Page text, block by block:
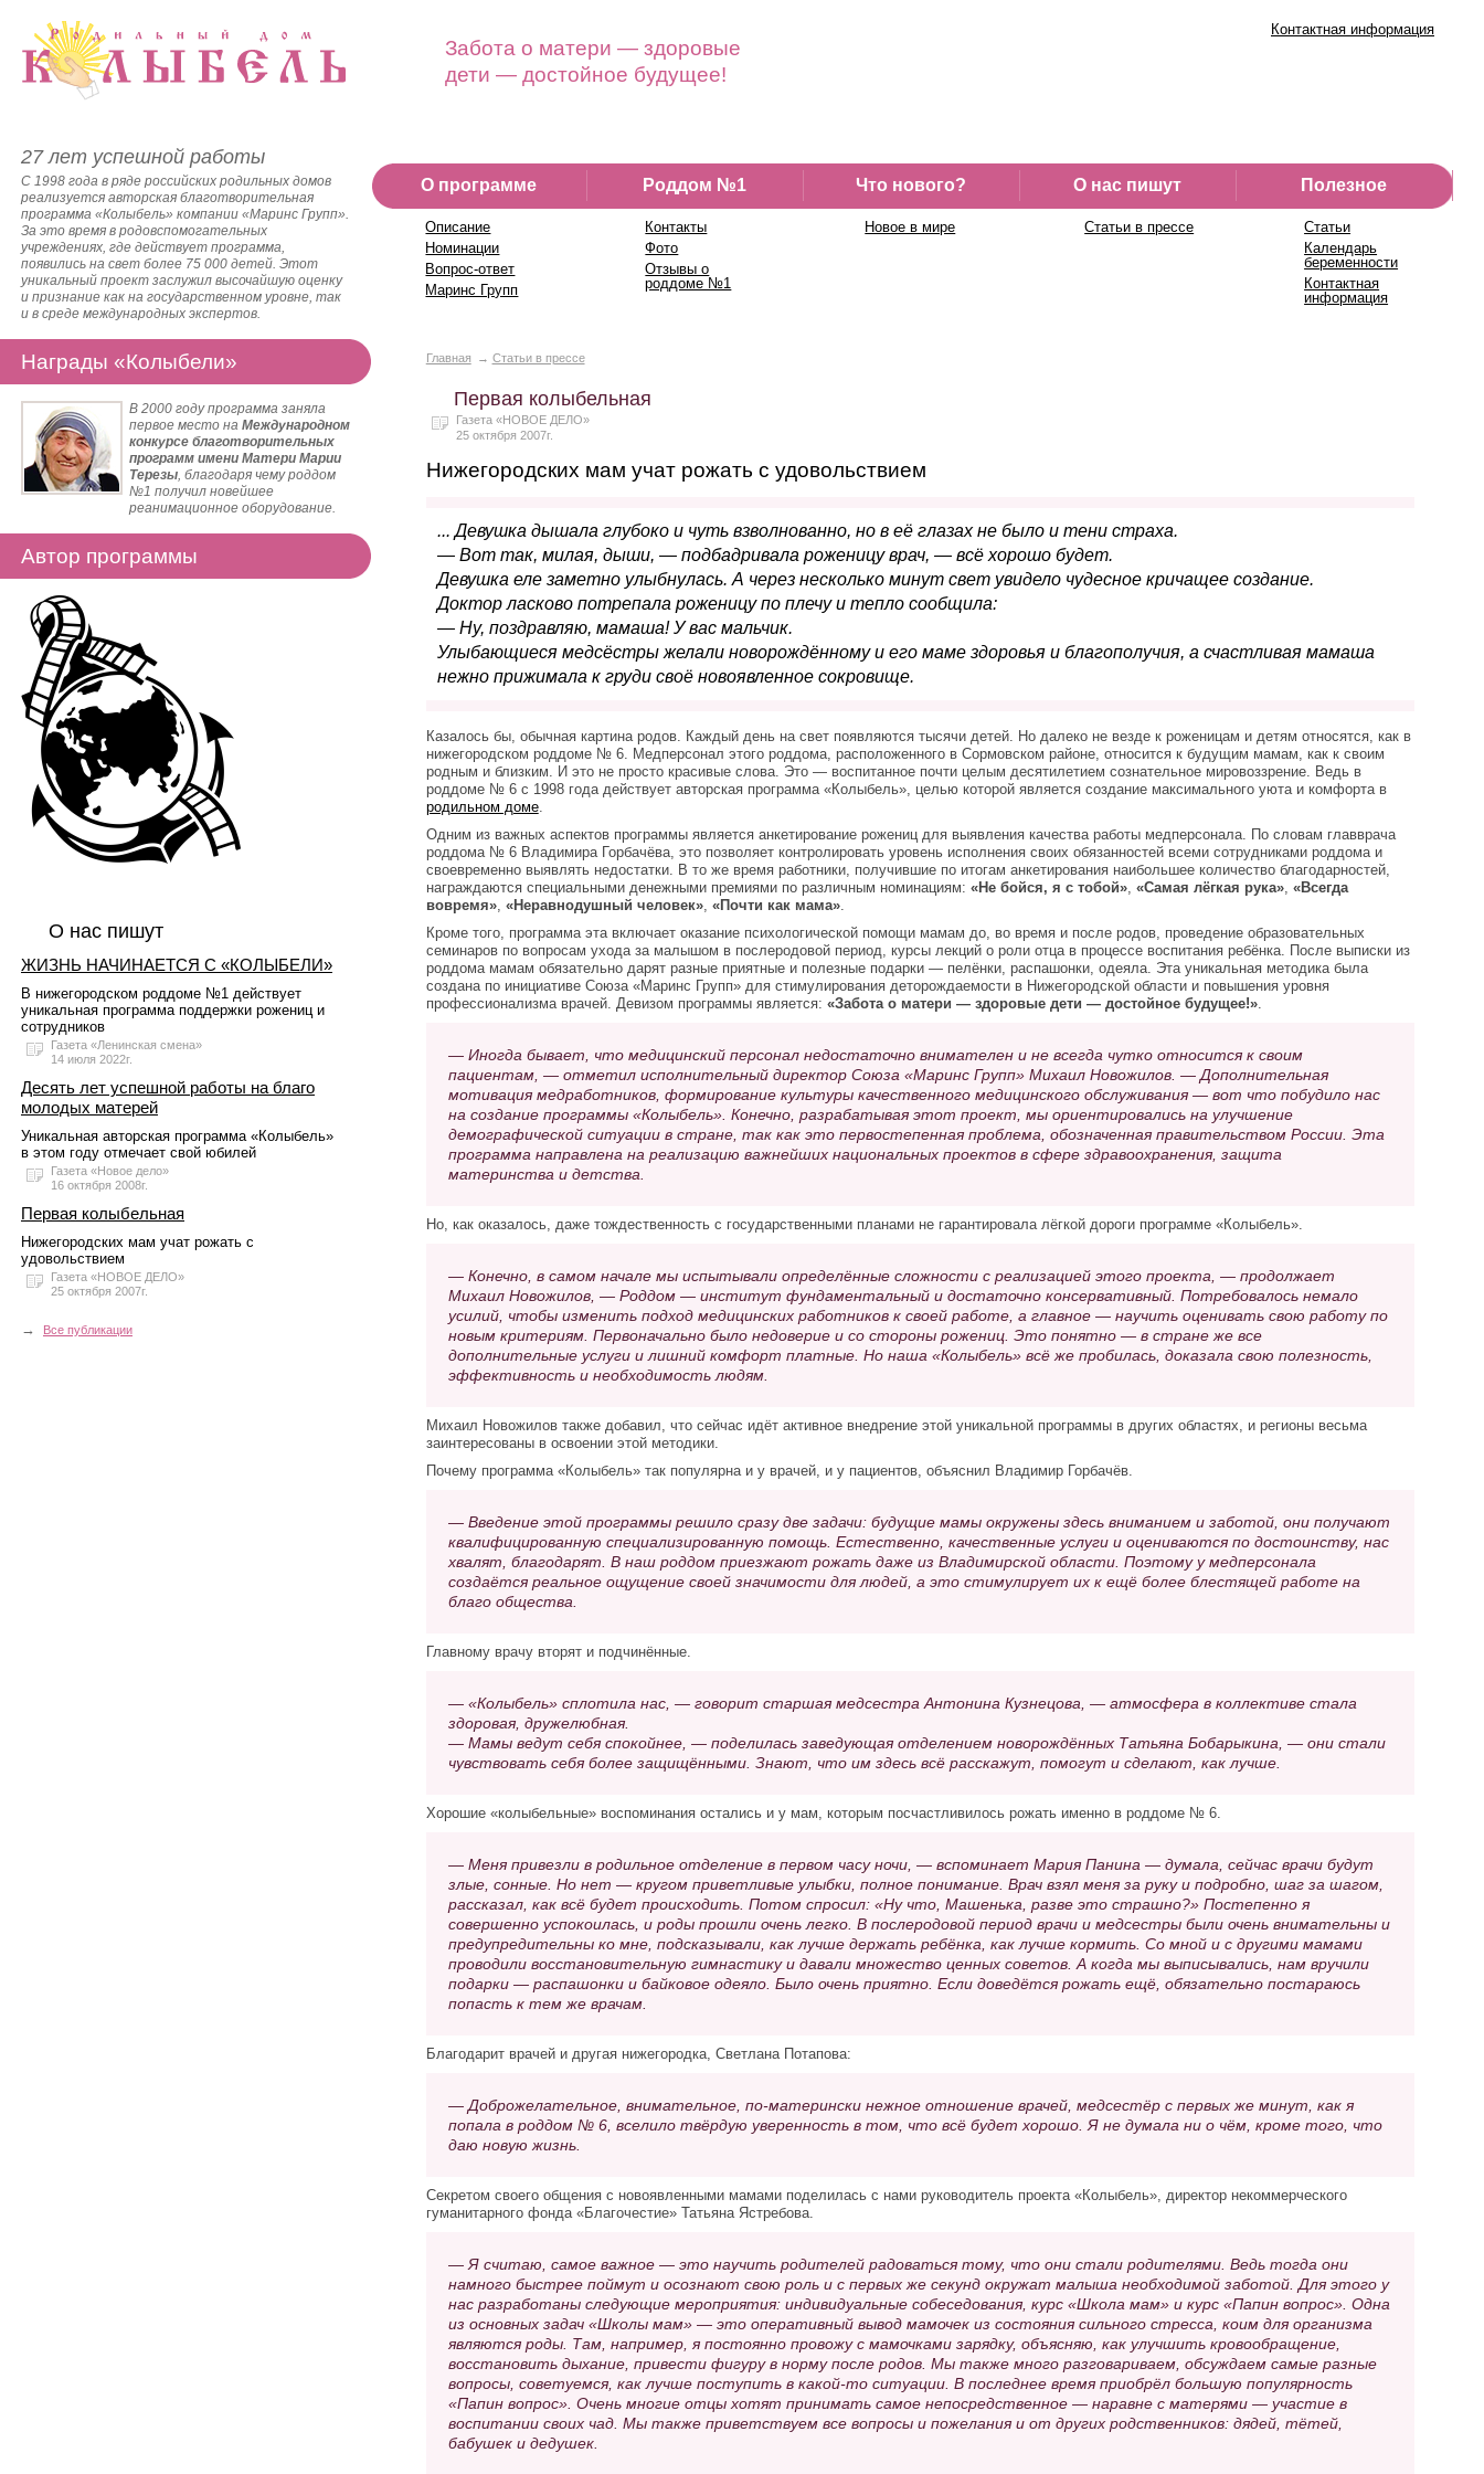
Забота о матери — здоровые
дети — достойное будущее!
Контактная информация
27 лет успешной работы
С 1998 года в ряде российских родильных домов
реализуется авторская благотворительная
программа «Колыбель» компании «Маринс Групп».
За это время в родовспомогательных
учреждениях, где действует программа,
появились на свет более 75 000 детей. Этот
уникальный проект заслужил высочайшую оценку
и признание как на государственном уровне, так
и в среде международных экспертов.
Награды «Колыбели»
В 2000 году программа заняла
первое место на Международном
конкурсе благотворительных
программ имени Матери Марии
Терезы, благодаря чему роддом
№1 получил новейшее
реанимационное оборудование.
Автор программы
О нас пишут
ЖИЗНЬ НАЧИНАЕТСЯ С «КОЛЫБЕЛИ»
В нижегородском роддоме №1 действует
уникальная программа поддержки рожениц и
сотрудников
Газета «Ленинская смена»
14 июля 2022г.
Десять лет успешной работы на благо
молодых матерей
Уникальная авторская программа «Колыбель»
в этом году отмечает свой юбилей
Газета «Новое дело»
16 октября 2008г.
Первая колыбельная
Нижегородских мам учат рожать с
удовольствием
Газета «НОВОЕ ДЕЛО»
25 октября 2007г.
→ Все публикации
О программе Роддом №1 Что нового? О нас пишут Полезное
Описание
Номинации
Вопрос-ответ
Маринс Групп
Контакты
Фото
Отзывы о
роддоме №1
Новое в мире Статьи в прессе
Статьи
Календарь
беременности
Контактная
информация
Главная Статьи в прессе
Первая колыбельная
Газета «НОВОЕ ДЕЛО»
25 октября 2007г.
Нижегородских мам учат рожать с удовольствием
... Девушка дышала глубоко и чуть взволнованно, но в её глазах не было и тени страха.
— Вот так, милая, дыши, — подбадривала роженицу врач, — всё хорошо будет.
Девушка еле заметно улыбнулась. А через несколько минут свет увидело чудесное кричащее создание.
Доктор ласково потрепала роженицу по плечу и тепло сообщила:
— Ну, поздравляю, мамаша! У вас мальчик.
Улыбающиеся медсёстры желали новорождённому и его маме здоровья и благополучия, а счастливая мамаша
нежно прижимала к груди своё новоявленное сокровище.
Казалось бы, обычная картина родов. Каждый день на свет появляются тысячи детей. Но далеко не везде к роженицам и детям относятся, как в
нижегородском роддоме № 6. Медперсонал этого роддома, расположенного в Сормовском районе, относится к будущим мамам, как к своим
родным и близким. И это не просто красивые слова. Это — воспитанное почти целым десятилетием сознательное мировоззрение. Ведь в
роддоме № 6 с 1998 года действует авторская программа «Колыбель», целью которой является создание максимального уюта и комфорта в
родильном доме.
Одним из важных аспектов программы является анкетирование рожениц для выявления качества работы медперсонала. По словам главврача
роддома № 6 Владимира Горбачёва, это позволяет контролировать уровень исполнения своих обязанностей всеми сотрудниками роддома и
своевременно выявлять недостатки. В то же время работники, получившие по итогам анкетирования наибольшее количество благодарностей,
награждаются специальными денежными премиями по различным номинациям: «Не бойся, я с тобой», «Самая лёгкая рука», «Всегда
вовремя», «Неравнодушный человек», «Почти как мама».
Кроме того, программа эта включает оказание психологической помощи мамам до, во время и после родов, проведение образовательных
семинаров по вопросам ухода за малышом в послеродовой период, курсы лекций о роли отца в процессе воспитания ребёнка. После выписки из
роддома мамам обязательно дарят разные приятные и полезные подарки — пелёнки, распашонки, одеяла. Эта уникальная методика была
создана по инициативе Союза «Маринс Групп» для стимулирования деторождаемости в Нижегородской области и повышения уровня
профессионализма врачей. Девизом программы является: «Забота о матери — здоровые дети — достойное будущее!».
— Иногда бывает, что медицинский персонал недостаточно внимателен и не всегда чутко относится к своим
пациентам, — отметил исполнительный директор Союза «Маринс Групп» Михаил Новожилов. — Дополнительная
мотивация медработников, формирование культуры качественного медицинского обслуживания — вот что побудило нас
на создание программы «Колыбель». Конечно, разрабатывая этот проект, мы ориентировались на улучшение
демографической ситуации в стране, так как это первостепенная проблема, обозначенная правительством России. Эта
программа направлена на реализацию важнейших национальных проектов в сфере здравоохранения, защита
материнства и детства.
Но, как оказалось, даже тождественность с государственными планами не гарантировала лёгкой дороги программе «Колыбель».
— Конечно, в самом начале мы испытывали определённые сложности с реализацией этого проекта, — продолжает
Михаил Новожилов, — Роддом — институт фундаментальный и достаточно консервативный. Потребовалось немало
усилий, чтобы изменить подход медицинских работников к своей работе, а главное — научить оценивать свою работу по
новым критериям. Первоначально было недоверие и со стороны рожениц. Это понятно — в стране же все
дополнительные услуги и лишний комфорт платные. Но наша «Колыбель» всё же пробилась, доказала свою полезность,
эффективность и необходимость людям.
Михаил Новожилов также добавил, что сейчас идёт активное внедрение этой уникальной программы в других областях, и регионы весьма
заинтересованы в освоении этой методики.
Почему программа «Колыбель» так популярна и у врачей, и у пациентов, объяснил Владимир Горбачёв.
— Введение этой программы решило сразу две задачи: будущие мамы окружены здесь вниманием и заботой, они получают
квалифицированную специализированную помощь. Естественно, качественные услуги и оцениваются по достоинству, нас
хвалят, благодарят. В наш роддом приезжают рожать даже из Владимирской области. Поэтому у медперсонала
создаётся реальное ощущение своей значимости для людей, а это стимулирует их к ещё более блестящей работе на
благо общества.
Главному врачу вторят и подчинённые.
— «Колыбель» сплотила нас, — говорит старшая медсестра Антонина Кузнецова, — атмосфера в коллективе стала
здоровая, дружелюбная.
— Мамы ведут себя спокойнее, — поделилась заведующая отделением новорождённых Татьяна Бобарыкина, — они стали
чувствовать себя более защищёнными. Знают, что им здесь всё расскажут, помогут и сделают, как лучше.
Хорошие «колыбельные» воспоминания остались и у мам, которым посчастливилось рожать именно в роддоме № 6.
— Меня привезли в родильное отделение в первом часу ночи, — вспоминает Мария Панина — думала, сейчас врачи будут
злые, сонные. Но нет — кругом приветливые улыбки, полное понимание. Врач взял меня за руку и подробно, шаг за шагом,
рассказал, как всё будет происходить. Потом спросил: «Ну что, Машенька, разве это страшно?» Постепенно я
совершенно успокоилась, и роды прошли очень легко. В послеродовой период врачи и медсестры были очень внимательны и
предупредительны ко мне, подсказывали, как лучше держать ребёнка, как лучше кормить. Со мной и с другими мамами
проводили восстановительную гимнастику и давали множество ценных советов. А когда мы выписывались, нам вручили
подарки — распашонки и байковое одеяло. Было очень приятно. Если доведётся рожать ещё, обязательно постараюсь
попасть к тем же врачам.
Благодарит врачей и другая нижегородка, Светлана Потапова:
— Доброжелательное, внимательное, по-матерински нежное отношение врачей, медсестёр с первых же минут, как я
попала в роддом № 6, вселило твёрдую уверенность в том, что всё будет хорошо. Я не думала ни о чём, кроме того, что
даю новую жизнь.
Секретом своего общения с новоявленными мамами поделилась с нами руководитель проекта «Колыбель», директор некоммерческого
гуманитарного фонда «Благочестие» Татьяна Ястребова.
— Я считаю, самое важное — это научить родителей радоваться тому, что они стали родителями. Ведь тогда они
намного быстрее поймут и осознают свою роль и с первых же секунд окружат малыша необходимой заботой. Для этого у
нас разработаны следующие мероприятия: индивидуальные собеседования, курс «Школа мам» и курс «Папин вопрос». Одна
из основных задач «Школы мам» — это оперативный вывод мамочек из состояния сильного стресса, коим для организма
являются роды. Там, например, я постоянно провожу с мамочками зарядку, объясняю, как улучшить кровообращение,
восстановить дыхание, привести фигуру в норму после родов. Мы также много разговариваем, обсуждаем самые разные
вопросы, советуемся, как лучше поступить в какой-то ситуации. В последнее время приобрёл большую популярность
«Папин вопрос». Очень многие отцы хотят принимать самое непосредственное — наравне с матерями — участие в
воспитании своих чад. Мы также приветствуем все вопросы и пожелания и от других родственников: дядей, тётей,
бабушек и дедушек.